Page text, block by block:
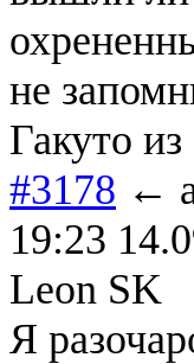
не
Гакуто
#3178 ←
19:23
Leon SK
Я